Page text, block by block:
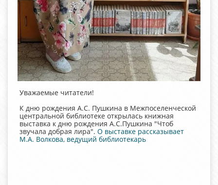
Уважаемые читатели!
К дню рождения А.С. Пушкина в Межпоселенческой
центральной библиотеке открылась книжная
выставка к дню рождения А.С.Пушкина "Чтоб
звучала добрая лира". О выставке рассказывает
М.А. Волкова, ведущий библиотекарь